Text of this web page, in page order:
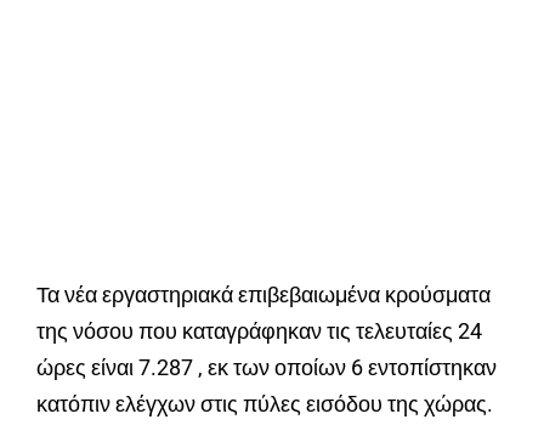
Τα νέα εργαστηριακά επιβεβαιωμένα κρούσματα
της νόσου που καταγράφηκαν τις τελευταίες 24
ώρες είναι 7.287 , εκ των οποίων 6 εντοπίστηκαν
κατόπιν ελέγχων στις πύλες εισόδου της χώρας.